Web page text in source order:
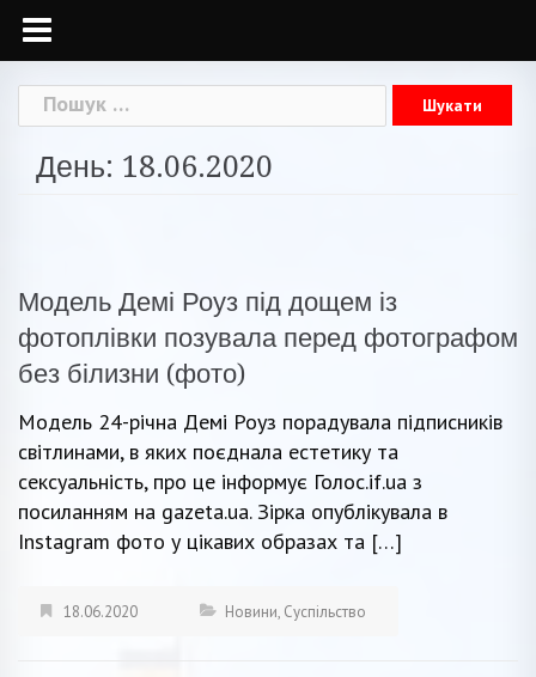
Пошук:
День: 18.06.2020
Модель Демі Роуз під дощем із
фотоплівки позувала перед фотографом
без білизни (фото)
Модель 24-річна Демі Роуз порадувала підписників
світлинами, в яких поєднала естетику та
сексуальність, про це інформує Голос.if.ua з
посиланням на gazeta.uа. Зірка опублікувала в
Instagram фото у цікавих образах та […]
18.06.2020 Новини, Суспільство